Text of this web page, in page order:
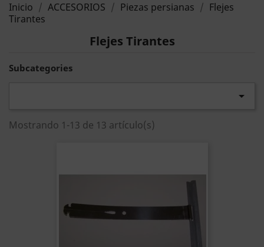
Inicio ACCESORIOS Piezas persianas
Flejes
Tirantes
Flejes Tirantes
Subcategories

Mostrando 1-13 de 13 artículo(s)